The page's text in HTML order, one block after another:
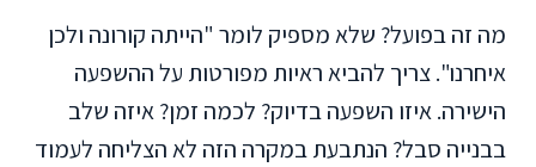
מה זה בפועל? שלא מספיק לומר "הייתה קורונה ולכן
איחרנו". צריך להביא ראיות מפורטות על ההשפעה
הישירה. איזו השפעה בדיוק? לכמה זמן? איזה שלב
בבנייה סבל? הנתבעת במקרה הזה לא הצליחה לעמוד